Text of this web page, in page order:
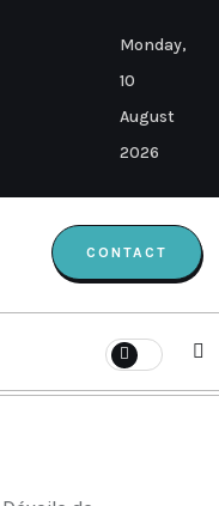
Monday,
10
August
2026
CONTACT